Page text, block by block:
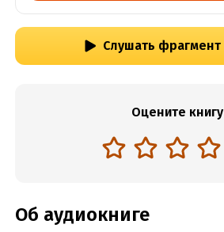
Слушать фрагмент
Оцените книгу
Об аудиокниге